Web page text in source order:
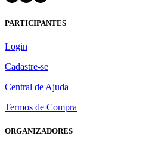
PARTICIPANTES
Login
Cadastre-se
Central de Ajuda
Termos de Compra
ORGANIZADORES